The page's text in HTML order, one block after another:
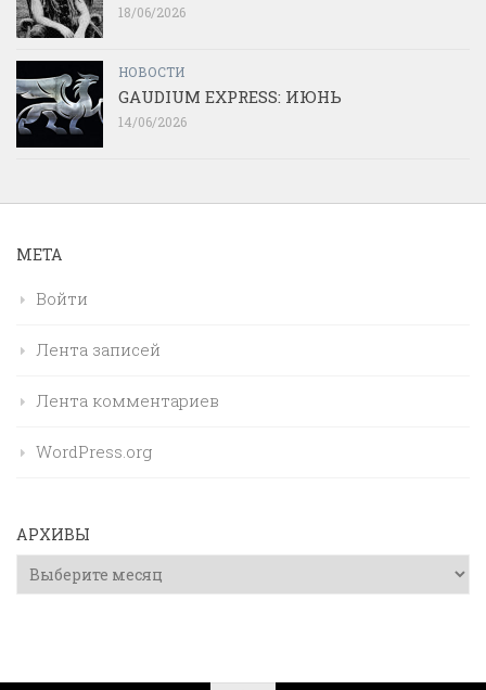
18/06/2026
НОВОСТИ
GAUDIUM EXPRESS: ИЮНЬ
14/06/2026
МЕТА
Войти
Лента записей
Лента комментариев
WordPress.org
АРХИВЫ
Архивы